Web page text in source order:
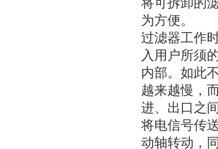
为方便。
过滤器工作
入用户所须
内部。如此
越来越慢，
进、出口之
将电信号传
动轴转动，